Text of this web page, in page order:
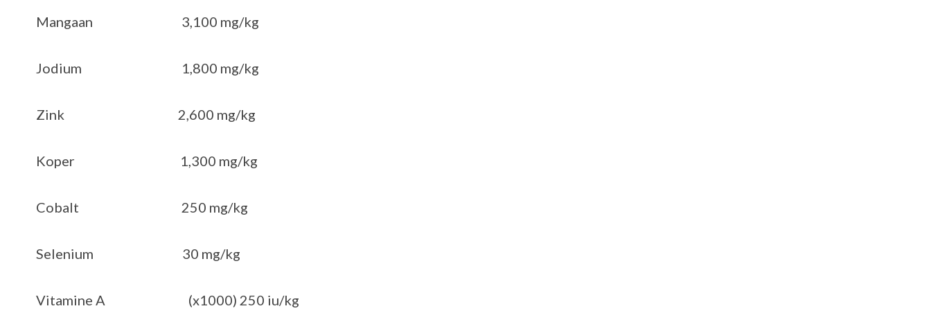
Mangaan 3,100 mg/kg
Jodium 1,800 mg/kg
Zink 2,600 mg/kg
Koper 1,300 mg/kg
Cobalt 250 mg/kg
Selenium 30 mg/kg
Vitamine A (x1000) 250 iu/kg